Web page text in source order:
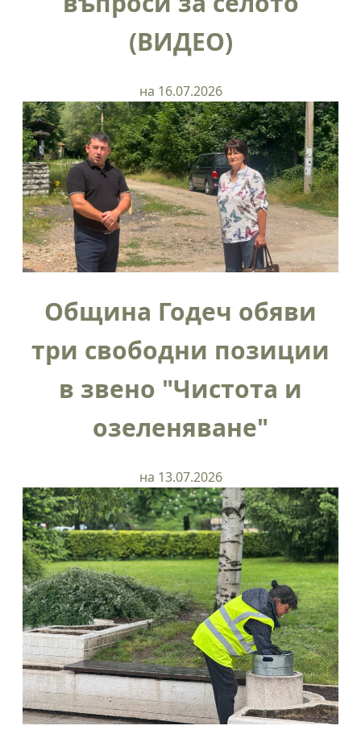
(ВИДЕО)
на 16.07.2026
Община Годеч обяви
три свободни позиции
в звено "Чистота и
озеленяване"
на 13.07.2026